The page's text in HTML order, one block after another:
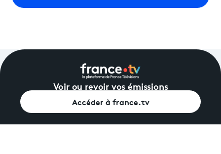
Voir ou revoir vos émissions
Accéder à france.tv